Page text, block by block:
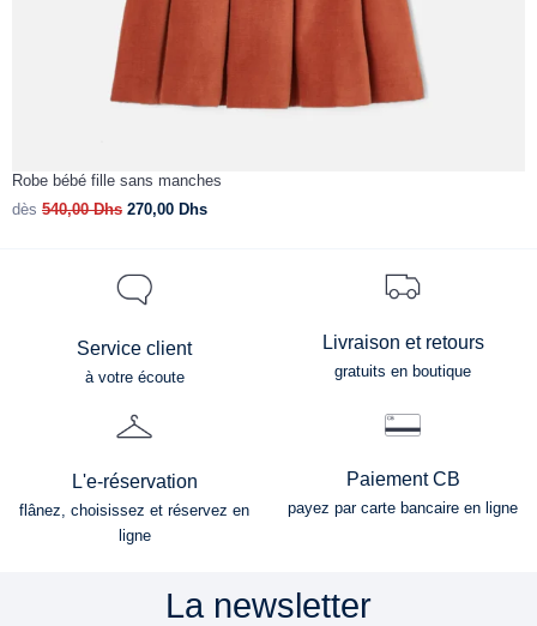
Robe bébé fille sans manches
dès 540,00Dhs 270,00 Dhs
Service client
à votre écoute
Livraison et retours
gratuits en boutique
L'e-réservation
flânez, choisissez et réservez en
ligne
Paiement CB
payez par carte bancaire en ligne
La newsletter